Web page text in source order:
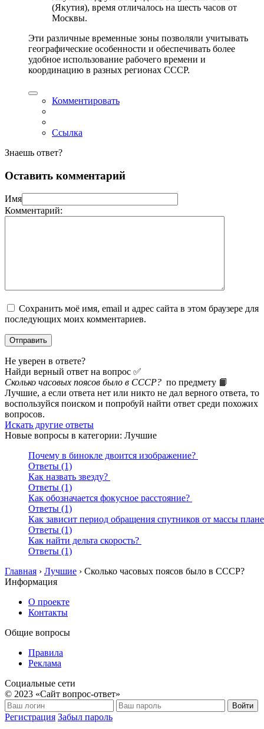
(Якутия), время отличалось на шесть часов от
Москвы.
Эти различные временные зоны позволяли учитывать
географические особенности и обеспечивать более
удобное использование рабочего времени и
координацию в разных регионах СССР.
Комментировать
Ссылка
Знаешь ответ?
Оставить комментарий
Имя
Комментарий:
Сохранить моё имя, email и адрес сайта в этом браузере для
последующих моих комментариев.
Не уверен в ответе?
Найди верный ответ на вопрос ✅
Сколько часовых поясов было в СССР? по предмету 📙
Лучшие, а если ответа нет или никто не дал верного ответа, то
воспользуйся поиском и попробуй найти ответ среди похожих
вопросов.
Искать другие ответы
Новые вопросы в категории: Лучшие
Почему в бинокле двоится изображение?
Ответы (1)
Как назвать звезду?
Ответы (1)
Как обозначается фокусное расстояние?
Ответы (1)
Как зависит период обращения спутников от массы
Ответы (1)
Как найти дельта скорость?
Ответы (1)
Главная › Лучшие › Сколько часовых поясов было в СССР?
Информация
О проекте
Контакты
Общие вопросы
Правила
Реклама
Социальные сети
© 2023 «Сайт вопрос-ответ»
Войти
Регистрация Забыл пароль